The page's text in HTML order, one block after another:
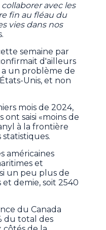
avec les
fin au fléau du
vies dans nos
semaine par
d'ailleurs
a un problème de
Unis, et non
mois de 2024,
ont saisi «moins de
à la frontière
américaines
et
un peu plus de
demie, soit 2540
du Canada
du total des